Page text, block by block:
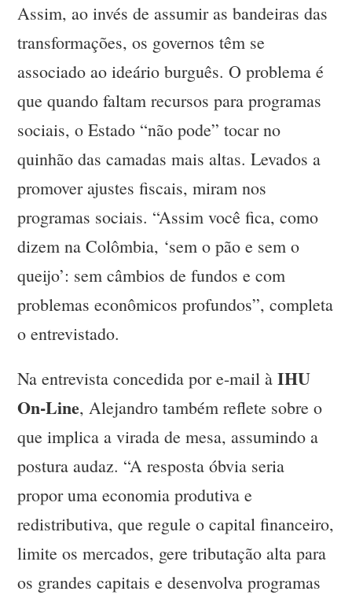
Assim, ao invés de assumir as bandeiras das
transformações, os governos têm se
associado ao ideário burguês. O problema é
que quando faltam recursos para programas
sociais, o Estado “não pode” tocar no
quinhão das camadas mais altas. Levados a
promover ajustes fiscais, miram nos
programas sociais. “Assim você fica, como
dizem na Colômbia, ‘sem o pão e sem o
queijo’: sem câmbios de fundos e com
problemas econômicos profundos”, completa
o entrevistado.
Na entrevista concedida por e-mail àIHU
On-Line, Alejandro também reflete sobre o
que implica a virada de mesa, assumindo a
postura audaz. “A resposta óbvia seria
propor uma economia produtiva e
redistributiva, que regule o capital financeiro,
limite os mercados, gere tributação alta para
os grandes capitais e desenvolva programas